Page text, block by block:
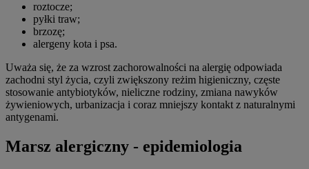
roztocze;
pyłki traw;
brzozę;
alergeny kota i psa.
Uważa się, że za wzrost zachorowalności na alergię odpowiada
zachodni styl życia, czyli zwiększony reżim higieniczny, częste
stosowanie antybiotyków, nieliczne rodziny, zmiana nawyków
żywieniowych, urbanizacja i coraz mniejszy kontakt z naturalnymi
antygenami.
Marsz alergiczny - epidemiologia